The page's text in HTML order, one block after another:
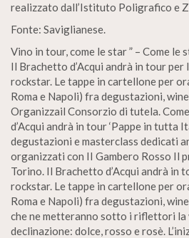
realizzato dall’Istituto Poligrafico e
Fonte: Saviglianese.
Vino in tour, come le star ” – Come le
Il Brachetto d’Acqui andrà in tour per
rockstar. Le tappe in cartellone per
Roma e Napoli) fra degustazioni,
Organizzail Consorzio di tutela.
d’Acqui andrà in tour ‘Pappe in tutta
degustazioni e masterclass dedicati
organizzati con II Gambero Rosso Il
Torino. Il Brachetto d’Acqui andrà in
rockstar. Le tappe in cartellone per
Roma e Napoli) fra degustazioni,
che ne metteranno sotto i riflettori
declinazione: dolce, rosso e rosè.